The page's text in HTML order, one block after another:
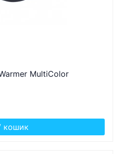
MultiColor
кошик